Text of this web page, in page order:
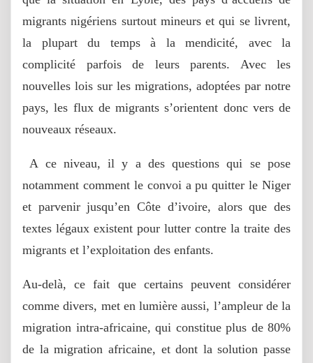
migrants nigériens surtout mineurs et qui se livrent,
la plupart du temps à la mendicité, avec la
complicité parfois de leurs parents. Avec les
nouvelles lois sur les migrations, adoptées par notre
pays, les flux de migrants s’orientent donc vers de
nouveaux réseaux.
A ce niveau, il y a des questions qui se pose
notamment comment le convoi a pu quitter le Niger
et parvenir jusqu’en Côte d’ivoire, alors que des
textes légaux existent pour lutter contre la traite des
migrants et l’exploitation des enfants.
Au-delà, ce fait que certains peuvent considérer
comme divers, met en lumière aussi, l’ampleur de la
migration intra-africaine, qui constitue plus de 80%
de la migration africaine, et dont la solution passe